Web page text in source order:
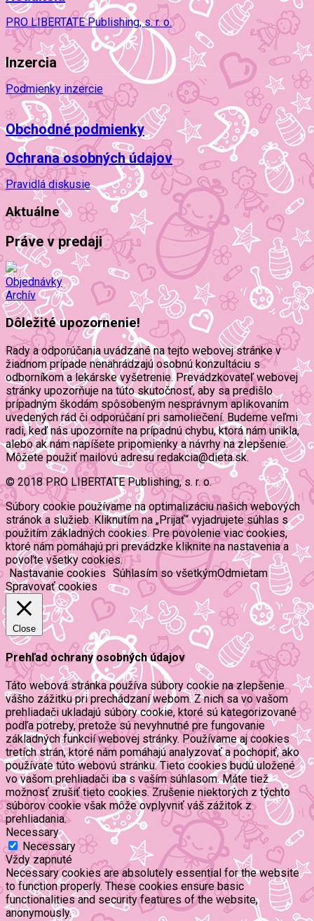
PRO LIBERTATE Publishing, s. r. o.
Inzercia
Podmienky inzercie
Obchodné podmienky
Ochrana osobných údajov
Pravidlá diskusie
Aktuálne
Práve v predaji
Objednávky
Archív
Dôležité upozornenie!
Rady a odporúčania uvádzané na tejto webovej stránke v
žiadnom prípade nenahrádzajú osobnú konzultáciu s
odborníkom a lekárske vyšetrenie. Prevádzkovateľ webovej
stránky upozorňuje na túto skutočnosť, aby sa predišlo
prípadným škodám spôsobeným nesprávnym aplikovaním
uvedených rád či odporúčaní pri samoliečení. Budeme veľmi
radi, keď nás upozorníte na prípadnú chybu, ktorá nám unikla,
alebo ak nám napíšete pripomienky a návrhy na zlepšenie.
Môžete použiť mailovú adresu redakcia@dieta.sk.
© 2018 PRO LIBERTATE Publishing, s. r. o.
Súbory cookie používame na optimalizáciu našich webových
stránok a služieb. Kliknutím na „Prijať“ vyjadrujete súhlas s
použitím základných cookies. Pre povolenie viac cookies,
ktoré nám pomáhajú pri prevádzke kliknite na nastavenia a
povoľte všetky cookies.
Nastavanie cookies Súhlasím so všetkýmOdmietam
Spravovať cookies
Close
Prehľad ochrany osobných údajov
Táto webová stránka používa súbory cookie na zlepšenie
vášho zážitku pri prechádzaní webom. Z nich sa vo vašom
prehliadači ukladajú súbory cookie, ktoré sú kategorizované
podľa potreby, pretože sú nevyhnutné pre fungovanie
základných funkcií webovej stránky. Používame aj cookies
tretích strán, ktoré nám pomáhajú analyzovať a pochopiť, ako
používate túto webovú stránku. Tieto cookies budú uložené
vo vašom prehliadači iba s vaším súhlasom. Máte tiež
možnosť zrušiť tieto cookies. Zrušenie niektorých z týchto
súborov cookie však môže ovplyvniť váš zážitok z
prehliadania.
Necessary
Necessary
Vždy zapnuté
Necessary cookies are absolutely essential for the website
to function properly. These cookies ensure basic
functionalities and security features of the website,
anonymously.